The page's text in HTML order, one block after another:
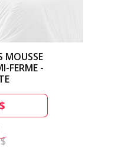
MOUSSE
FERME -